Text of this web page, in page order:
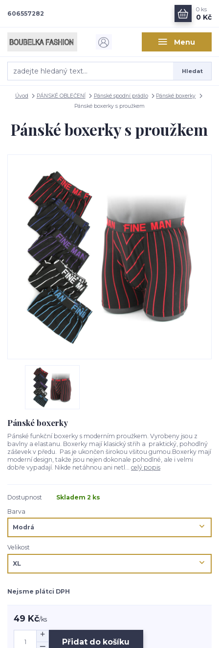
Menu
Hledat
606557282
0 ks
0 Kč
Úvod PÁNSKÉ OBLEČENÍ Pánské spodní prádlo
Pánské boxerky
Pánské boxerky s proužkem
Pánské boxerky s proužkem
Pánské boxerky
Pánské funkční boxerky s moderním proužkem. Vyrobeny jsou z
bavlny a elastanu. Boxerky mají klasický střih a praktický, pohodlný
záševek v předu. Pas je ukončen širokou všitou gumou.Boxerky mají
moderní design, takže jsou nejen dokonale pohodlné, ale i velmi
dobře vypadají. Nikde netáhnou ani netl... celý popis
Dostupnost
Skladem 2 ks
Barva
Velikost
Nejsme plátci DPH
49 Kč/ks
Přidat do košíku